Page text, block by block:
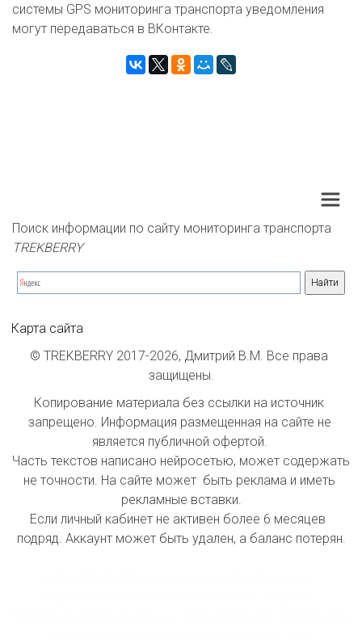
системы GPS мониторинга транспорта уведомления
могут передаваться в ВКонтакте.
Поиск информации по сайту мониторинга транспорта
TREKBERRY
Карта сайта
© TREKBERRY 2017-2026, Дмитрий В.М. Все права
защищены.
Копирование материала без ссылки на источник
запрещено. Информация размещенная на сайте не
является публичной офертой.
Часть текстов написано нейросетью, может содержать
не точности. На сайте может  быть реклама и иметь
рекламные вставки.
Если личный кабинет не активен более 6 месяцев
подряд. Аккаунт может быть удален, а баланс потерян.